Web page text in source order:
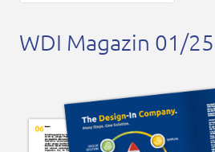
WDI Magazin 01/25